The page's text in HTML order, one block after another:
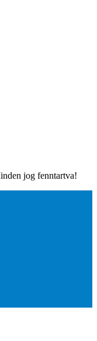
jog fenntartva!